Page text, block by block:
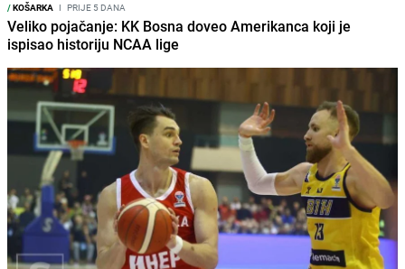
/KOŠARKA I PRIJE 5 DANA
Veliko pojačanje: KK Bosna doveo Amerikanca koji je
ispisao historiju NCAA lige